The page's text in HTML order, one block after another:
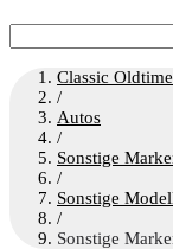
nach:
Classic
/
Autos
/
Sonstige
/
Sonstige
/
Sonstige